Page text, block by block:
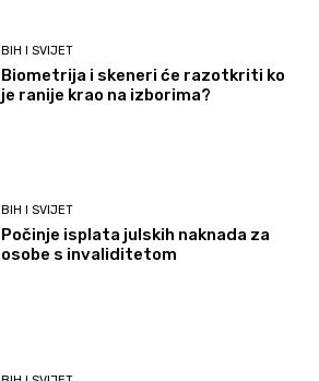
BIH I SVIJET
Biometrija i skeneri će razotkriti ko
je ranije krao na izborima?
BIH I SVIJET
Počinje isplata julskih naknada za
osobe s invaliditetom